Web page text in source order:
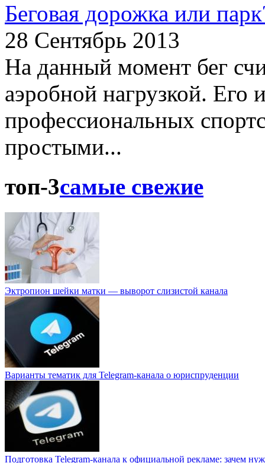
Беговая дорожка или
28 Сентябрь 2013
На данный момент бег
аэробной нагрузкой. Его
профессиональных
простыми...
топ-3самые свежие
Эктропион шейки матки — выворот слизистой канала
Варианты тематик для Telegram-канала о юриспруденции
Подготовка Telegram-канала к официальной рекламе: зачем